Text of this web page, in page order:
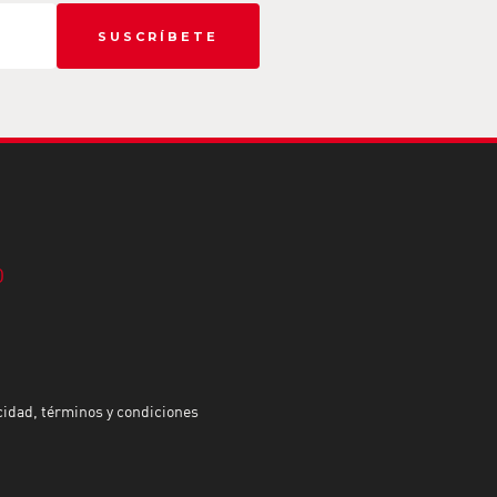
SUSCRÍBETE
términos y condiciones